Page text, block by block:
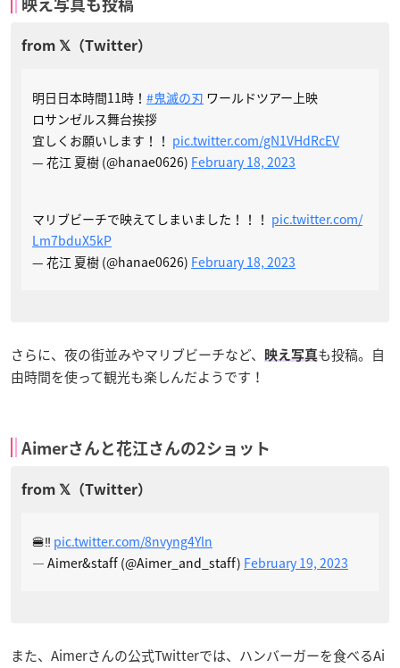
映え写真も投稿
明日日本時間11時！ #鬼滅の刃 ワールドツアー上映
ロサンゼルス舞台挨拶
宜しくお願いします！！ pic.twitter.com/gN1VHdRcEV
— 花江 夏樹 (@hanae0626) February 18, 2023
マリブビーチで映えてしまいました！！！ pic.twitter.com/
Lm7bduX5kP
— 花江 夏樹 (@hanae0626) February 18, 2023
さらに、夜の街並みやマリブビーチなど、 映え写真も投稿。自
由時間を使って観光も楽しんだようです！
Aimerさんと花江さんの2ショット
🍔‼︎ pic.twitter.com/8nvyng4Yln
— Aimer&staff (@Aimer_and_staff) February 19, 2023
また、Aimerさんの公式Twitterでは、ハンバーガーを食べるAi